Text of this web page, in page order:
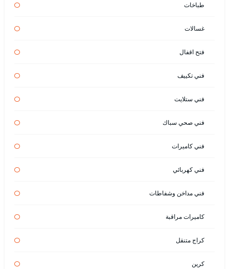
طباخات
غسالات
فتح اقفال
فني تكييف
فني ستلايت
فني صحي سباك
فني كاميرات
فني كهربائي
فني مداخن وشفاطات
كاميرات مراقبة
كراج متنقل
كرين